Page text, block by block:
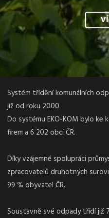
Systém třídění komunálních
již od roku 2000.
Do systému EKO-KOM bylo ke
firem a 6 202 obcí ČR.
Díky vzájemné spolupráci
zpracovatelů druhotných
99 % obyvatel ČR.
Soustavně své odpady třídí již